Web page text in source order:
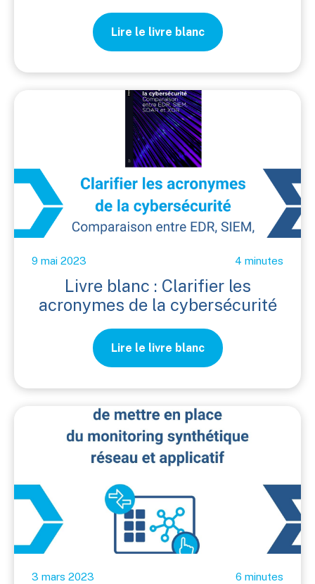
Lire le livre blanc
9 mai 2023 4 minutes
Livre blanc : Clarifier les
acronymes de la cybersécurité
Lire le livre blanc
3 mars 2023 6 minutes